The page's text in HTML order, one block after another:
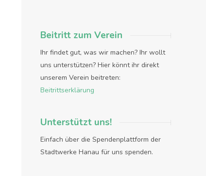
Beitritt zum Verein
Ihr findet gut, was wir machen? Ihr wollt
uns unterstützen? Hier könnt ihr direkt
unserem Verein beitreten:
Beitrittserklärung
Unterstützt uns!
Einfach über die Spendenplattform der
Stadtwerke Hanau für uns spenden.